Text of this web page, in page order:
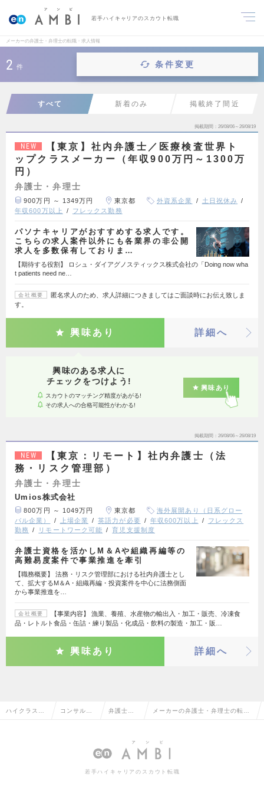
若手ハイキャリアのスカウト転職
メーカーの弁護士・弁理士の転職・求人情報
2 件 条件変更
すべて 新着のみ 掲載終了間近
掲載期間 26/08/06～26/08/19
NEW
【東京】社内弁護士／医療検査世界ト
ップクラスメーカー（年収900万円～1300万
円）
弁護士・弁理士
900万円 ～ 1349万円 東京都 外資系企業
土日祝休み
年収600万以上
フレックス勤務
パソナキャリアがおすすめする求人です。
こちらの求人案件以外にも各業界の非公開
求人を多数保有しておりま…
【期待する役割】 ロシュ・ダイアグノスティックス株式会社の「Doing now wha
t patients need ne…
会社概要
匿名求人のため、求人詳細につきましてはご面談時にお伝え致しま
す。
興味あり 詳細へ
興味のある求人に
チェックをつけよう!
スカウトのマッチング精度があがる!
その求人への合格可能性がわかる!
興味あり
掲載期間 26/08/06～26/08/19
NEW
【東京：リモート】社内弁護士（法
務・リスク管理部）
弁護士・弁理士
Umios株式会社
800万円 ～ 1049万円 東京都
海外展開あり（日系グロー
バル企業）
上場企業 英語力が必要 年収600万以上
フレックス
勤務
リモートワーク可能 育児支援制度
弁護士資格を活かしM＆Aや組織再編等の
高難易度案件で事業推進を牽引
【職務概要】 法務・リスク管理部における社内弁護士とし
て、拡大するM＆A・組織再編・投資案件を中心に法務側面
から事業推進を…
会社概要
【事業内容】 漁業、養殖、水産物の輸出入・加工・販売、冷凍食
品・レトルト食品・缶詰・練り製品・化成品・飲料の製造・加工・販…
興味あり 詳細へ
ハイクラス求 コンサルタ 弁護士・ メーカーの弁護士・弁理士の転
若手ハイキャリアのスカウト転職